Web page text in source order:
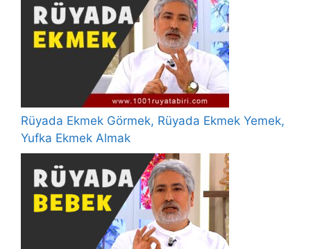
Rüyada Ekmek Görmek, Rüyada Ekmek Yemek,
Yufka Ekmek Almak